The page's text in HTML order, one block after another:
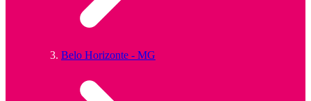
Belo Horizonte - MG